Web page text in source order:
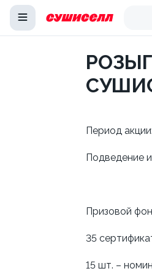
Период
Подведение
Призовой
35
15 шт. –